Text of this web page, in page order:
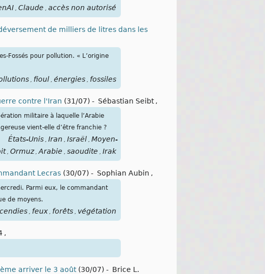
Claude accès non autorisé
de milliers de litres dans les
Fossés pour pollution. « L’origine
fioul énergies fossiles
contre l'Iran (31/07) - Sébastian Seibt ,
militaire à laquelle l’Arabie
vient-elle d’être franchie ?
États-Unis Iran Israël Moyen-
Ormuz Arabie saoudite Irak
Lecras (30/07) - Sophian Aubin ,
Parmi eux, le commandant
de moyens.
feux forêts végétation
,
arriver le 3 août(30/07) - Brice L.